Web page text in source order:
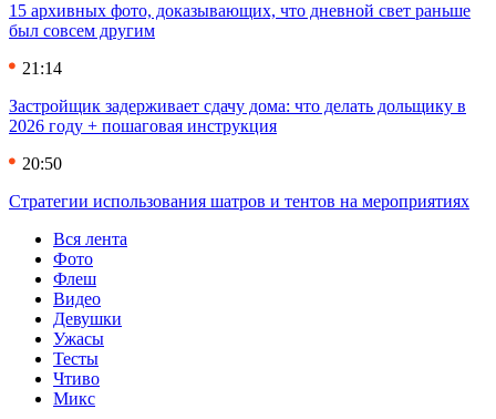
15 архивных фото, доказывающих, что дневной свет раньше
был совсем другим
21:14
Застройщик задерживает сдачу дома: что делать дольщику в
2026 году + пошаговая инструкция
20:50
Стратегии использования шатров и тентов на мероприятиях
Вся лента
Фото
Флеш
Видео
Девушки
Ужасы
Тесты
Чтиво
Микс